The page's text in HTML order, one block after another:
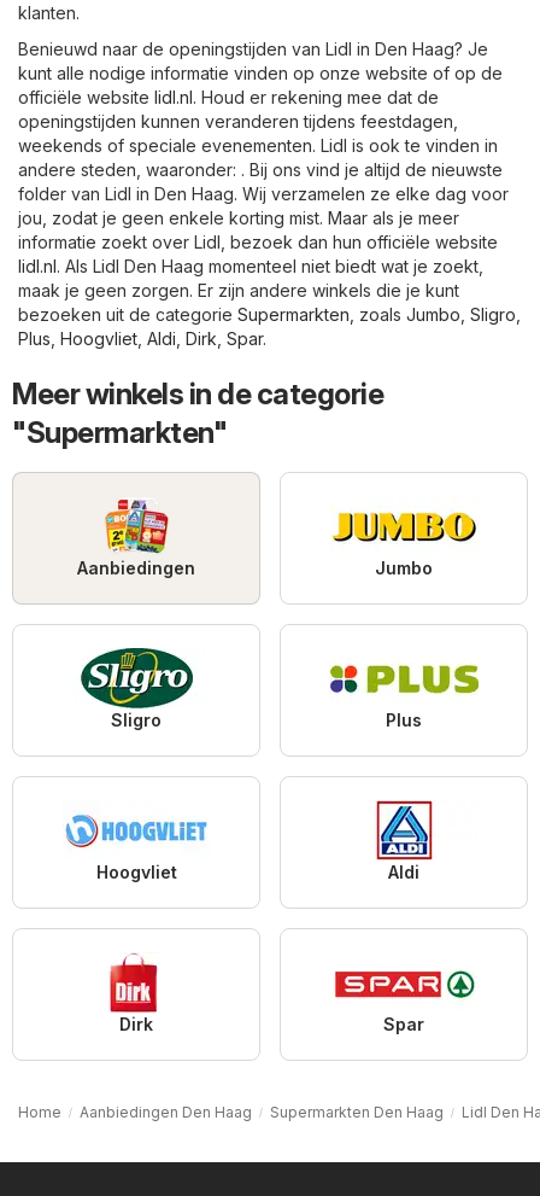
klanten.
Benieuwd naar de openingstijden van Lidl in Den Haag? Je
kunt alle nodige informatie vinden op onze website of op de
officiële website lidl.nl. Houd er rekening mee dat de
openingstijden kunnen veranderen tijdens feestdagen,
weekends of speciale evenementen. Lidl is ook te vinden in
andere steden, waaronder: . Bij ons vind je altijd de nieuwste
folder van Lidl in Den Haag. Wij verzamelen ze elke dag voor
jou, zodat je geen enkele korting mist. Maar als je meer
informatie zoekt over Lidl, bezoek dan hun officiële website
lidl.nl. Als Lidl Den Haag momenteel niet biedt wat je zoekt,
maak je geen zorgen. Er zijn andere winkels die je kunt
bezoeken uit de categorie Supermarkten , zoals Jumbo Sligro
Plus Hoogvliet Aldi Dirk Spar.
Meer winkels in de categorie
"Supermarkten"
Aanbiedingen Jumbo
Sligro Plus
Hoogvliet Aldi
Dirk Spar
Home Aanbiedingen Den Haag Supermarkten Den Haag Lidl Den